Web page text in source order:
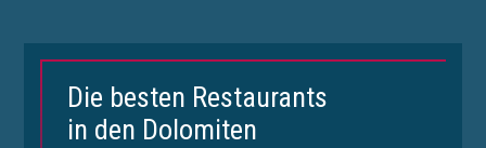
Die besten Restaurants
in den Dolomiten